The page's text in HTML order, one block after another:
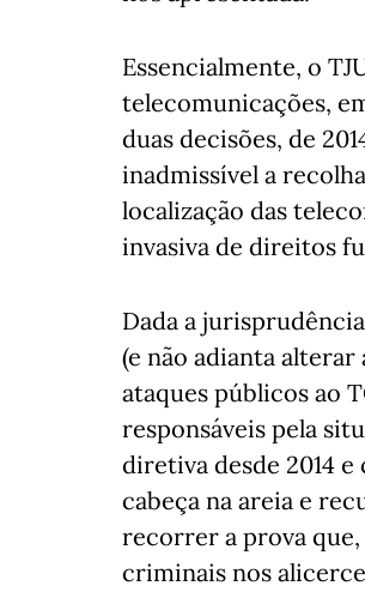
Essencialmente, o
telecomunicações,
duas decisões, de
inadmissível a
localização das
invasiva de direitos
Dada a
(e não adianta
ataques públicos ao
responsáveis pela
diretiva desde 2014
cabeça na areia e
recorrer a prova que,
criminais nos